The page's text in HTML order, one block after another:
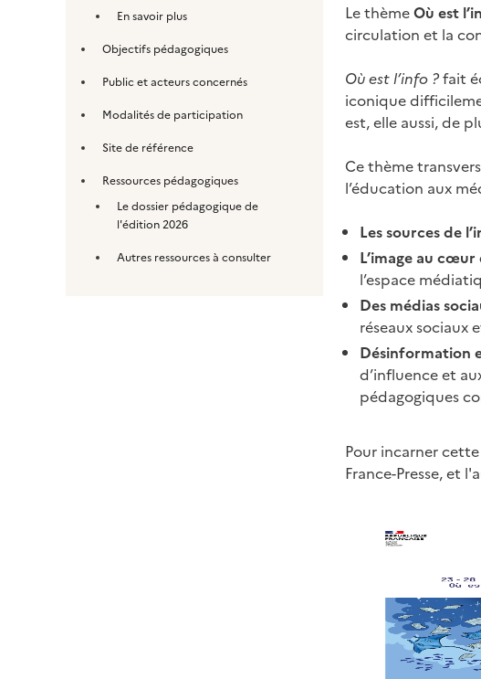
En savoir plus
Objectifs pédagogiques
Public et acteurs concernés
Modalités de participation
Site de référence
Ressources pédagogiques
Le dossier pédagogique de
l'édition 2026
Autres ressources à consulter
Le thèmeOù est
circulation et la
Où est l’info ?fait
iconique
est, elle aussi, de
Ce thème
l’éducation aux
Les sources de
L’image au
l’espace
Des médias
réseaux sociaux
Désinformation
d’influence et
pédagogiques
Pour incarner
France-Presse, et